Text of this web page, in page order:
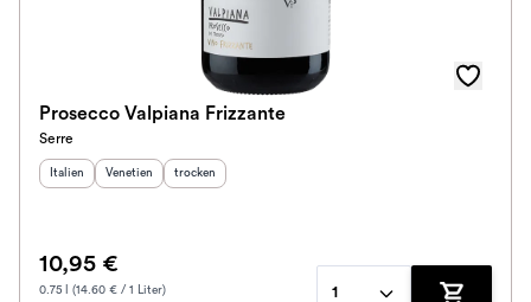
Prosecco Valpiana Frizzante
Serre
Herkunftsland:
Italien Herkunftsregion:
Venetien Geschmack
trocken
10,95 €
0.75 l (14.60 € / 1 Liter)
1